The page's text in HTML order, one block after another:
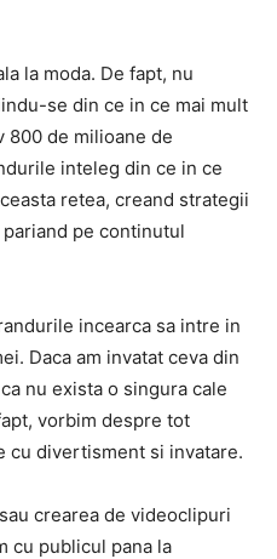
la moda. De fapt, nu
se din ce in ce mai mult
800 de milioane de
inteleg din ce in ce
retea, creand strategii
pe continutul
incearca sa intre in
Daca am invatat ceva din
nu exista o singura cale
vorbim despre tot
cu divertisment si invatare.
crearea de videoclipuri
cu publicul pana la